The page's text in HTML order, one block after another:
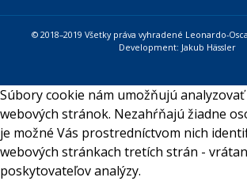
© 2018–2019 Všetky práva vyhradené Leonardo-
Development: Jakub Hässler
Súbory cookie nám umožňujú
webových stránok. Nezahŕňajú žiadne
je možné Vás prostredníctvom nich
webových stránkach tretích strán -
poskytovateľov analýzy.